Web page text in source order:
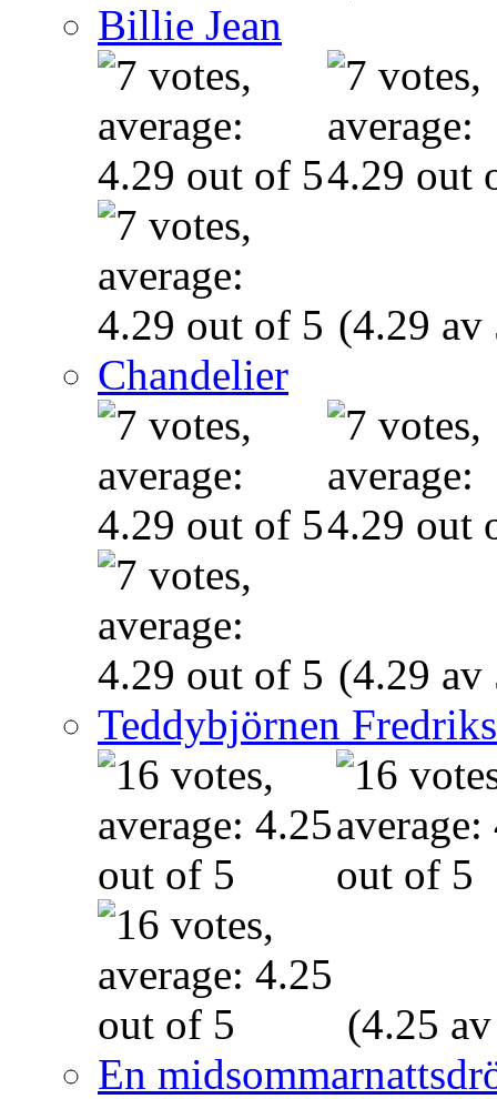
Billie Jean
(4.29 av
Chandelier
(4.29 av
Teddybjörnen
(4.25
En